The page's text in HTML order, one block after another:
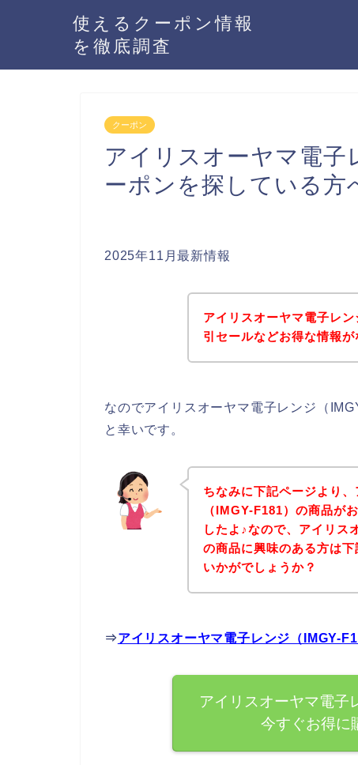
使えるクーポン情報
を徹底調査
クーポン
アイリスオーヤマ電子
ーポンを探している方
2025年11月最新情報
アイリスオーヤマ電子レ
引セールなどお得な情報
なのでアイリスオーヤマ電子レンジ（
と幸いです。
ちなみに下記ページより
（IMGY-F181）の商品が
したよ♪なので、アイリス
の商品に興味のある方は
いかがでしょうか？
⇒アイリスオーヤマ電子レンジ（IMGY-
アイリスオーヤマ電子
今すぐお得に